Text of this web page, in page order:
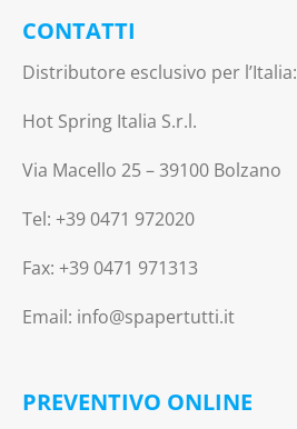
CONTATTI
Distributore esclusivo per l’Italia:
Hot Spring Italia S.r.l.
Via Macello 25 – 39100 Bolzano
Tel: +39 0471 972020
Fax: +39 0471 971313
Email: info@spapertutti.it
PREVENTIVO ONLINE